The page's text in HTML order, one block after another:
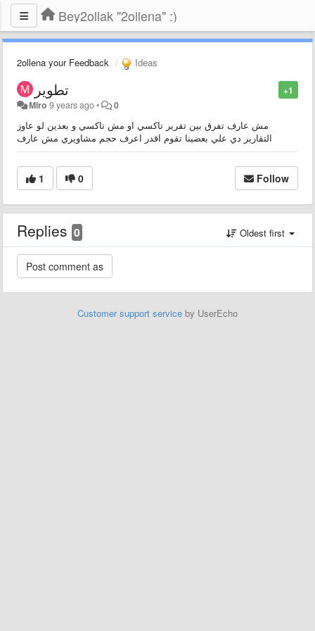
Bey2ollak "2ollena" :)
2ollena your Feedback Ideas
+1 تطوير
Miro 9 years ago• 0
مش عارف تفرق بين تقرير تاكسي او مش تاكسي و بعدين لو عاوز
التقارير دي علي بعضينا تقوم اقدر اعرف حجم مشاويري مش عارف
1 0 Follow
Replies 0 Oldest first
Customer support service by UserEcho